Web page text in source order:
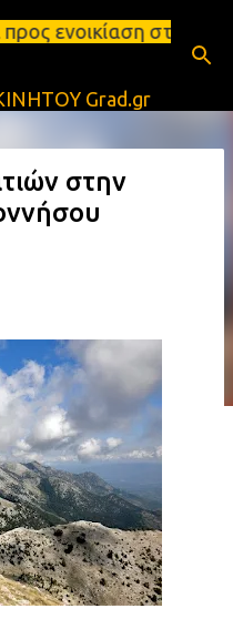
περιεχόμενο
Σπάρτη
Grad.gr
στην